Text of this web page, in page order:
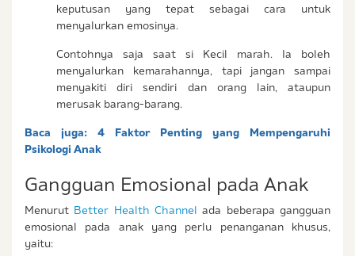
keputusan yang tepat sebagai cara untuk
menyalurkan emosinya.
Contohnya saja saat si Kecil marah. Ia boleh
menyalurkan kemarahannya, tapi jangan sampai
menyakiti diri sendiri dan orang lain, ataupun
merusak barang-barang.
Baca juga: 4 Faktor Penting yang Mempengaruhi
Psikologi Anak
Gangguan Emosional pada Anak
Menurut Better Health Channel ada beberapa gangguan
emosional pada anak yang perlu penanganan khusus,
yaitu: